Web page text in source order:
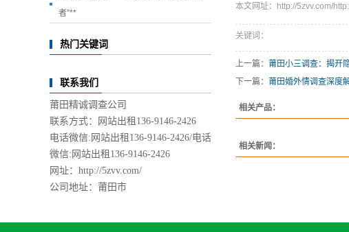
者”**
热门关键词
联系我们
莆田精诚调查公司
联系方式：网站出租136-9146-2426
电话微信:网站出租136-9146-2426/电话
微信:网站出租136-9146-2426
网址：http://5zvv.com/
公司地址：莆田市
本文网址：http://5zvv.com/
关键词：
上一篇： 莆田小三调查：揭开
下一篇： 莆田婚外情调查深度
相关产品：
相关新闻：